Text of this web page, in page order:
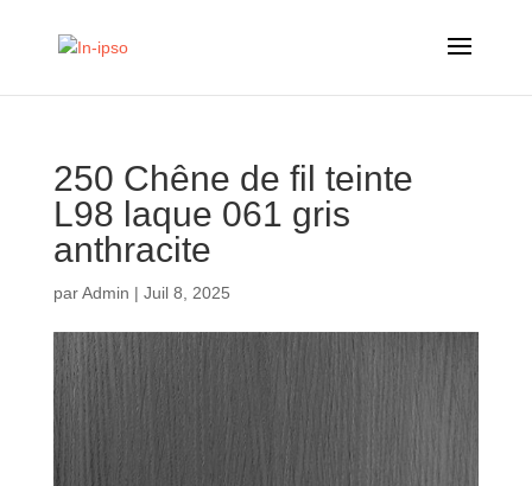
250 Chêne de fil teinte
L98 laque 061 gris
anthracite
parAdmin | Juil 8, 2025